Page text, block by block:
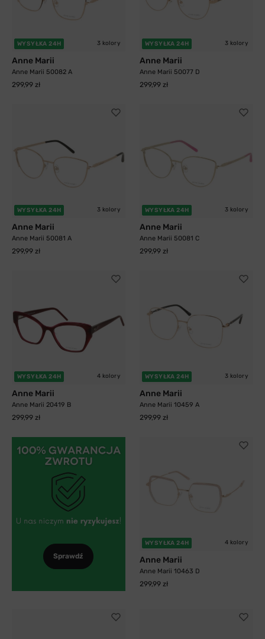
WYSYŁKA 24H 3 kolory
Anne Marii
Anne Marii 50082 A
299,99 zł
WYSYŁKA 24H 3 kolory
Anne Marii
Anne Marii 50077 D
299,99 zł
WYSYŁKA 24H 3 kolory
Anne Marii
Anne Marii 50081 A
299,99 zł
WYSYŁKA 24H 3 kolory
Anne Marii
Anne Marii 50081 C
299,99 zł
WYSYŁKA 24H 4 kolory
Anne Marii
Anne Marii 20419 B
299,99 zł
WYSYŁKA 24H 3 kolory
Anne Marii
Anne Marii 10459 A
299,99 zł
Sprawdź
WYSYŁKA 24H 4 kolory
Anne Marii
Anne Marii 10463 D
299,99 zł